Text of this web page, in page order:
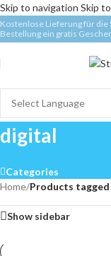
Skip to navigation Skip
Kostenlose Lieferung für die
Bestellung ein gratis
digital
Categories
Home/Products tagged
Show sidebar